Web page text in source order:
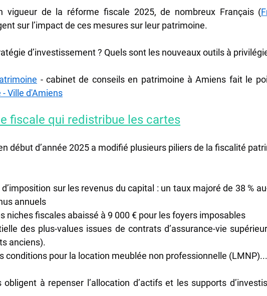
vigueur de la réforme fiscale 2025, de nombreux Français (
sur l’impact de ces mesures sur leur patrimoine.
d’investissement ? Quels sont les nouveaux outils à
Ville d'Amiens
fiscale qui redistribue les cartes
début d’année 2025 a modifié plusieurs piliers de la fiscalité
sur les revenus du capital : un taux majoré de 38 %
annuels
niches fiscales abaissé à 9 000 € pour les foyers imposables
des plus-values issues de contrats d’assurance-vie
anciens).
conditions pour la location meublée non professionnelle (LMNP)...
obligent à repenser l’allocation d’actifs et les supports